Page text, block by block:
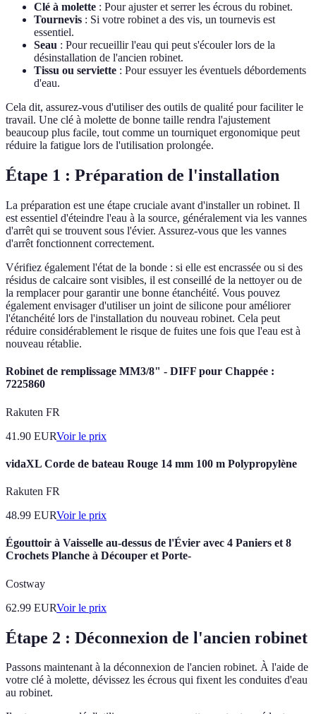
Clé à molette : Pour ajuster et serrer les écrous du robinet.
Tournevis : Si votre robinet a des vis, un tournevis est
essentiel.
Seau : Pour recueillir l'eau qui peut s'écouler lors de la
désinstallation de l'ancien robinet.
Tissu ou serviette : Pour essuyer les éventuels débordements
d'eau.
Cela dit, assurez-vous d'utiliser des outils de qualité pour faciliter le
travail. Une clé à molette de bonne taille rendra l'ajustement
beaucoup plus facile, tout comme un tourniquet ergonomique peut
réduire la fatigue lors de l'utilisation prolongée.
Étape 1 : Préparation de l'installation
La préparation est une étape cruciale avant d'installer un robinet. Il
est essentiel d'éteindre l'eau à la source, généralement via les vannes
d'arrêt qui se trouvent sous l'évier. Assurez-vous que les vannes
d'arrêt fonctionnent correctement.
Vérifiez également l'état de la bonde : si elle est encrassée ou si des
résidus de calcaire sont visibles, il est conseillé de la nettoyer ou de
la remplacer pour garantir une bonne étanchéité. Vous pouvez
également envisager d'utiliser un joint de silicone pour améliorer
l'étanchéité lors de l'installation du nouveau robinet. Cela peut
réduire considérablement le risque de fuites une fois que l'eau est à
nouveau rétablie.
Robinet de remplissage MM3/8" - DIFF pour Chappée :
7225860
Rakuten FR
41.90 EURVoir le prix
vidaXL Corde de bateau Rouge 14 mm 100 m Polypropylène
Rakuten FR
48.99 EURVoir le prix
Égouttoir à Vaisselle au-dessus de l'Évier avec 4 Paniers et 8
Crochets Planche à Découper et Porte-
Costway
62.99 EURVoir le prix
Étape 2 : Déconnexion de l'ancien robinet
Passons maintenant à la déconnexion de l'ancien robinet. À l'aide de
votre clé à molette, dévissez les écrous qui fixent les conduites d'eau
au robinet.